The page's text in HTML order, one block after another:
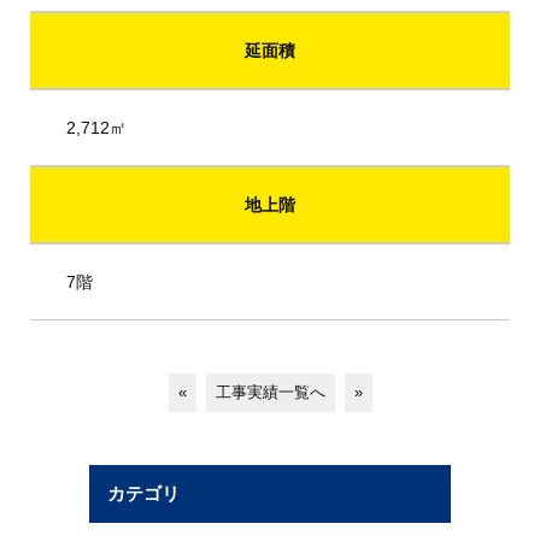
延面積
2,712㎡
地上階
7階
« 工事実績一覧へ »
カテゴリ